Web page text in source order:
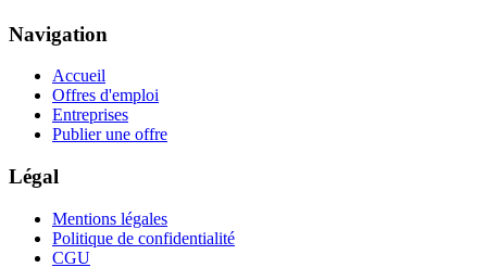
Navigation
Accueil
Offres d'emploi
Entreprises
Publier une offre
Légal
Mentions légales
Politique de confidentialité
CGU